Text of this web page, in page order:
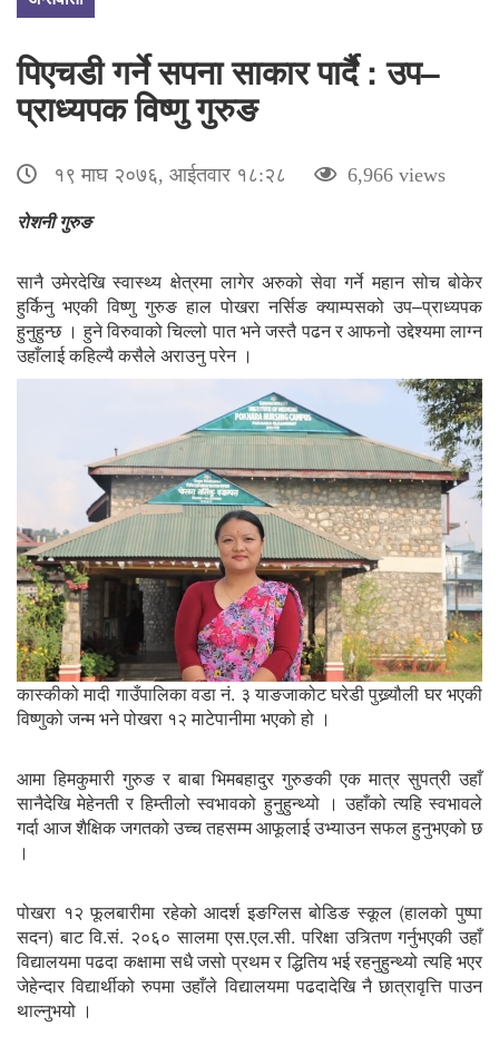
पिएचडी गर्ने सपना साकार पार्दै : उप–
प्राध्यपक विष्णु गुरुङ
१९ माघ २०७६, आईतवार १८:२८ 6,966 views
रोशनी गुरुङ
सानै उमेरदेखि स्वास्थ्य क्षेत्रमा लागेर अरुको सेवा गर्ने महान सोच बोकेर
हुर्किनु भएकी विष्णु गुरुङ हाल पोखरा नर्सिङ क्याम्पसको उप–प्राध्यपक
हुनुहुन्छ । हुने विरुवाको चिल्लो पात भने जस्तै पढन र आफनो उद्देश्यमा लाग्न
उहाँलाई कहिल्यै कसैले अराउनु परेन ।
कास्कीको मादी गाउँपालिका वडा नं. ३ याङजाकोट घरेडी पुख्र्यौली घर भएकी
विष्णुको जन्म भने पोखरा १२ माटेपानीमा भएको हो ।
आमा हिमकुमारी गुरुङ र बाबा भिमबहादुर गुरुङकी एक मात्र सुपत्री उहाँ
सानैदेखि मेहेनती र हिम्तीलो स्वभावको हुनुहुन्थ्यो । उहाँको त्यहि स्वभावले
गर्दा आज शैक्षिक जगतको उच्च तहसम्म आफूलाई उभ्याउन सफल हुनुभएको छ
।
पोखरा १२ फूलबारीमा रहेको आदर्श इङग्लिस बोडिङ स्कूल (हालको पुष्पा
सदन) बाट वि.सं. २०६० सालमा एस.एल.सी. परिक्षा उत्र्तिण गर्नुभएकी उहाँ
विद्यालयमा पढदा कक्षामा सधै जसो प्रथम र द्धितिय भई रहनुहुन्थ्यो त्यहि भएर
जेहेन्दार विद्यार्थीको रुपमा उहाँले विद्यालयमा पढदादेखि नै छात्रावृत्ति पाउन
थाल्नुभयो ।